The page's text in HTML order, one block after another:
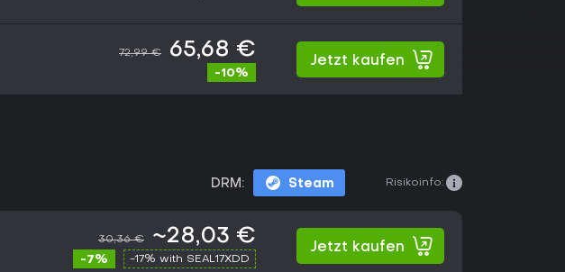
72,99 € 65,68 €
-10%
Jetzt kaufen
DRM: Steam Risikoinfo:
30,36 € ~28,03 €
-7% -17% with SEAL17XDD
Jetzt kaufen